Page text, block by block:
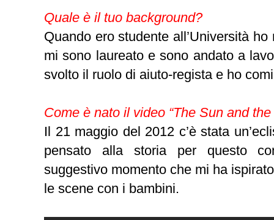
Quale è il tuo background?
Quando ero studente all’Università
mi sono laureato e sono andato a
svolto il ruolo di aiuto-regista e ho
Come è nato il video “The Sun and
Il 21 maggio del 2012 c’è stata
pensato alla storia per questo
suggestivo momento che mi ha
le scene con i bambini.